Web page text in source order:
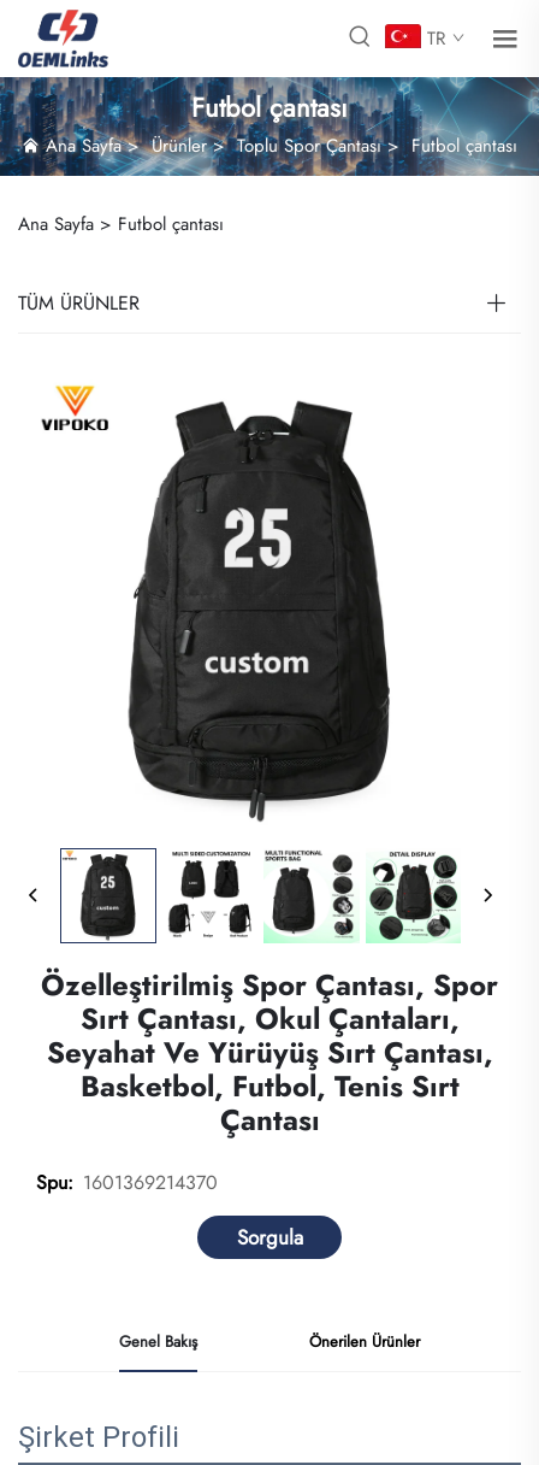
TR
Futbol çantası
Ana Sayfa>Ürünler>Toplu Spor Çantası>Futbol çantası
Ana Sayfa > Futbol çantası
TÜM ÜRÜNLER
Özelleştirilmiş Spor Çantası, Spor
Sırt Çantası, Okul Çantaları,
Seyahat Ve Yürüyüş Sırt Çantası,
Basketbol, Futbol, Tenis Sırt
Çantası
Spu: 1601369214370
Sorgula
Genel Bakış Önerilen Ürünler
Şirket Profili